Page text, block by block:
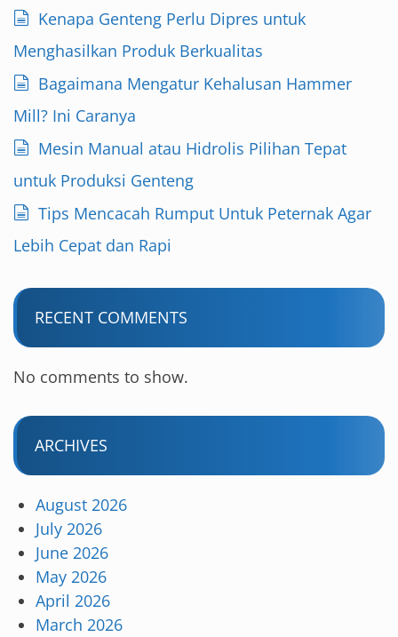
Kenapa Genteng Perlu Dipres untuk
Menghasilkan Produk Berkualitas
Bagaimana Mengatur Kehalusan Hammer
Mill? Ini Caranya
Mesin Manual atau Hidrolis Pilihan Tepat
untuk Produksi Genteng
Tips Mencacah Rumput Untuk Peternak Agar
Lebih Cepat dan Rapi
RECENT COMMENTS
No comments to show.
ARCHIVES
August 2026
July 2026
June 2026
May 2026
April 2026
March 2026